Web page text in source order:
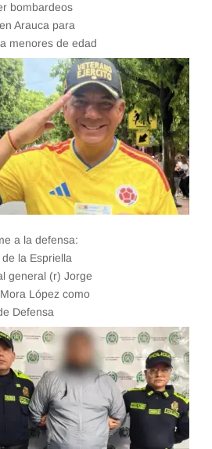
bombardeos
Arauca para
menores de edad
a la defensa:
la Espriella
general (r) Jorge
López como
Defensa